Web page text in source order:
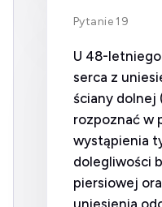
Pytanie 19
U 48-letniego
serca z
ściany dolnej
rozpoznać w
wystąpienia
dolegliwości
piersiowej
uniesienia